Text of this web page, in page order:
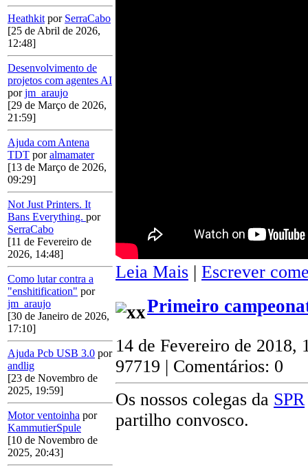
Heathkit por SerraCabo
[25 de Abril de 2026,
12:48]
Desenvolvimento de
projetos com agentes AI
porjm_araujo
[29 de Março de 2026,
21:59]
Ajuda com Antena
TDT poralmamater
[13 de Março de 2026,
09:29]
Not Just Printers. It
Bans Everything. por
SerraCabo
[11 de Fevereiro de
2026, 14:48]
Como lutar contra a
"enshitification" por
jm_araujo
[30 de Janeiro de 2026,
17:10]
Ajuda Pcb USB 3.0 por
andlig
[23 de Novembro de
2025, 19:59]
Motor ventoinha por
KammutierSpule
[10 de Novembro de
2025, 20:43]
Leia Mais | Escrever
Primeiro
14 de Fevereiro de 2018,
97719 | Comentários: 0
Os nossos colegas da SPR
partilho convosco.